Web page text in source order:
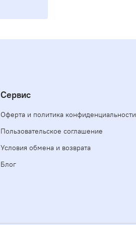
Сервис
Оферта и политика конфиденциальности
Пользовательское соглашение
Условия обмена и возврата
Блог